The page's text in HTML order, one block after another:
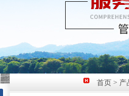
首页 > 产